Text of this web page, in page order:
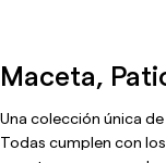
Maceta,
Una colección única
Todas cumplen con